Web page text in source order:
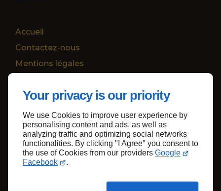
Your privacy is our priority
We use Cookies to improve user experience by
personalising content and ads, as well as
analyzing traffic and optimizing social networks
functionalities. By clicking "I Agree" you consent to
the use of Cookies from our providers Google
Facebook
.
Accueil
Contactez-nous
Mentions légales
Haut de page